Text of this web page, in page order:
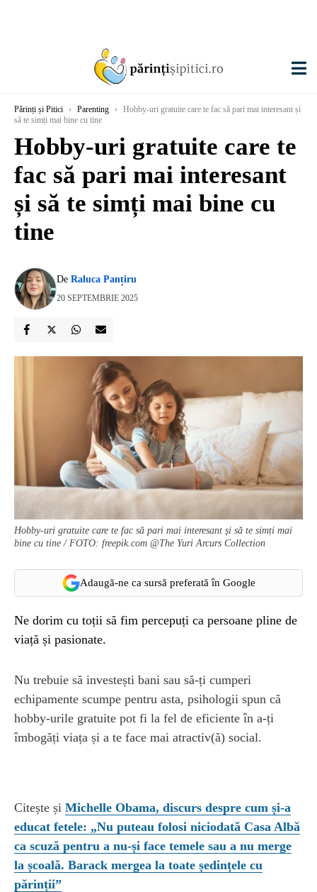
Părinți și Pitici › Parenting ›
Hobby-uri gratuite care te fac să pari mai interesant și
să te simți mai bine cu tine
Hobby-uri gratuite care te
fac să pari mai interesant
și să te simți mai bine cu
tine
De Raluca Panțiru
20 SEPTEMBRIE 2025
Hobby-uri gratuite care te fac să pari mai interesant și să te simți mai
bine cu tine / FOTO: freepik.com @The Yuri Arcurs Collection
Adaugă-ne ca sursă preferată în Google
Ne dorim cu toții să fim percepuți ca persoane pline de
viață și pasionate.
Nu trebuie să investești bani sau să-ți cumperi
echipamente scumpe pentru asta, psihologii spun că
hobby-urile gratuite pot fi la fel de eficiente în a-ți
îmbogăți viața și a te face mai atractiv(ă) social.
Citește și Michelle Obama, discurs despre cum și-a
educat fetele: „Nu puteau folosi niciodată Casa Albă
ca scuză pentru a nu-și face temele sau a nu merge
la școală. Barack mergea la toate ședințele cu
părinții”